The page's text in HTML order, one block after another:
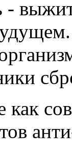
-
как